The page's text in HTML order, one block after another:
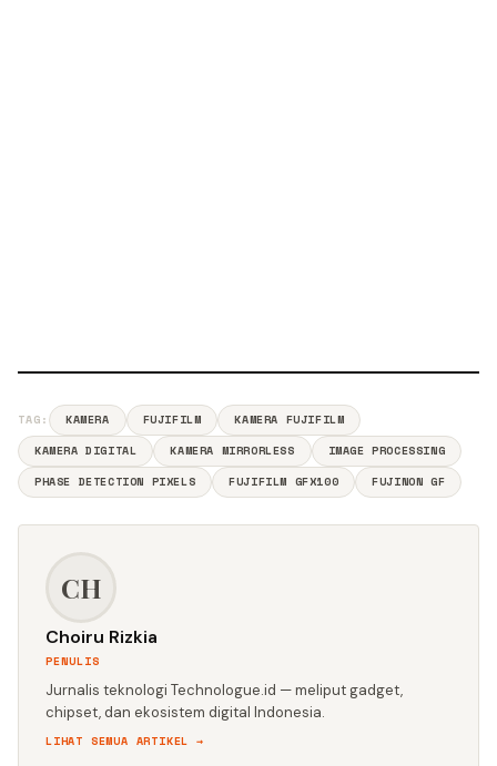
TAG: KAMERA FUJIFILM
KAMERA FUJIFILM
KAMERA DIGITAL
KAMERA MIRRORLESS
IMAGE PROCESSING
PHASE DETECTION PIXELS
FUJIFILM GFX100 FUJINON GF
CH
Choiru Rizkia
PENULIS
Jurnalis teknologi Technologue.id — meliput gadget,
chipset, dan ekosistem digital Indonesia.
LIHAT SEMUA ARTIKEL →